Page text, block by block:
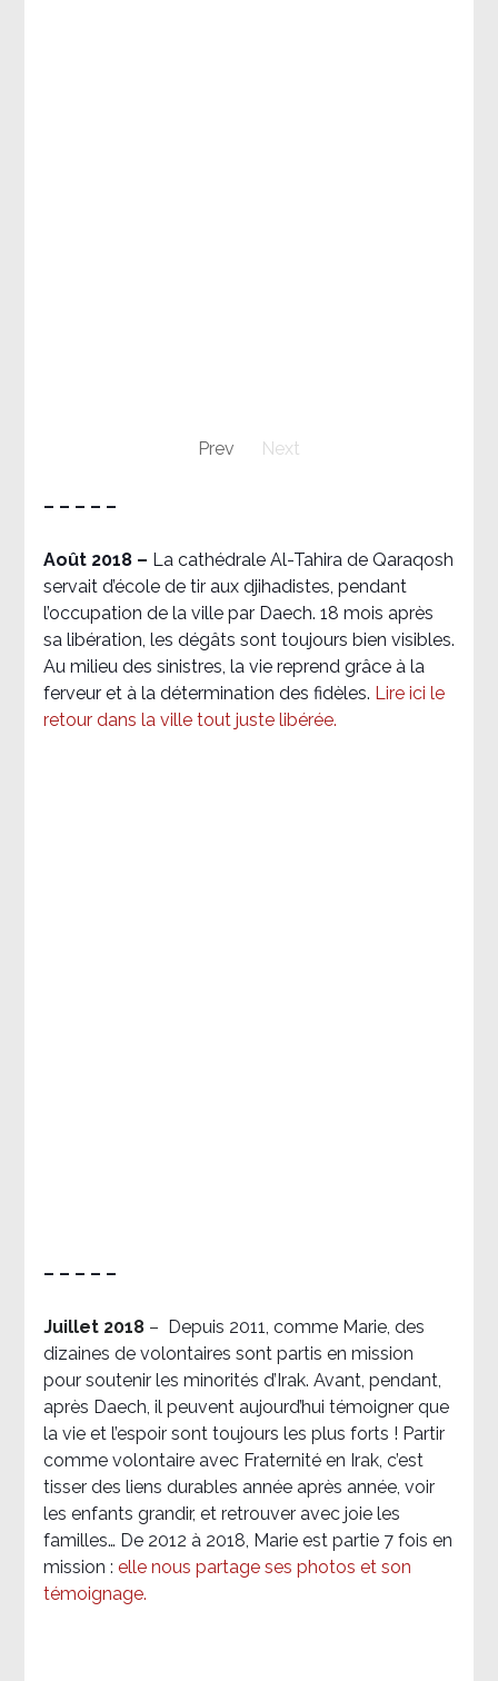
Prev Next
– – – – –
Août 2018 – La cathédrale Al-Tahira de Qaraqosh
servait d’école de tir aux djihadistes, pendant
l’occupation de la ville par Daech. 18 mois après
sa libération, les dégâts sont toujours bien visibles.
Au milieu des sinistres, la vie reprend grâce à la
ferveur et à la détermination des fidèles. Lire ici le
retour dans la ville tout juste libérée.
– – – – –
Juillet 2018 –
Depuis 2011, comme Marie, des
dizaines de volontaires sont partis en mission
pour soutenir les minorités d’Irak. Avant, pendant,
après Daech, il peuvent aujourd’hui témoigner que
la vie et l’espoir sont toujours les plus forts ! Partir
comme volontaire avec Fraternité en Irak, c’est
tisser des liens durables année après année, voir
les enfants grandir, et retrouver avec joie les
familles… De 2012 à 2018, Marie est partie 7 fois en
mission : elle nous partage ses photos et son
témoignage.